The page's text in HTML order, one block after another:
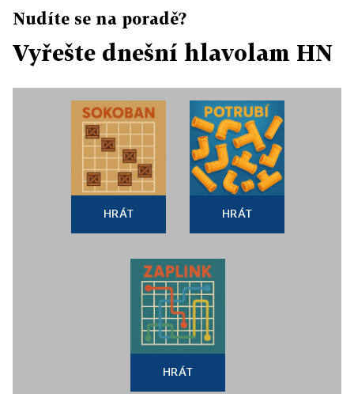
Nudíte se na poradě?
Vyřešte dnešní hlavolam HN
HRÁT HRÁT
HRÁT